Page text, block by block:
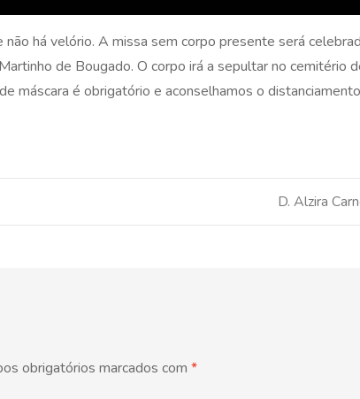
há velório. A missa sem corpo presente será
de Bougado. O corpo irá a sepultar no cemitério
máscara é obrigatório e aconselhamos o
D. Alzira
obrigatórios marcados com *